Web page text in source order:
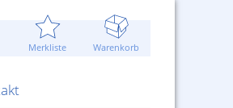
Merkliste Warenkorb
u.v.m.